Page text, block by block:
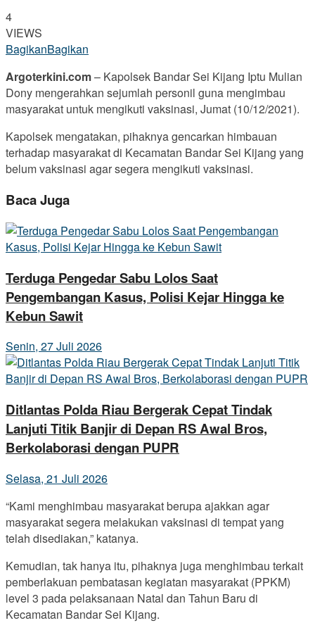
4
VIEWS
BagikanBagikan
Argoterkini.com– Kapolsek Bandar Sei Kijang Iptu Mulian
Dony mengerahkan sejumlah personil guna mengimbau
masyarakat untuk mengikuti vaksinasi, Jumat (10/12/2021).
Kapolsek mengatakan, pihaknya gencarkan himbauan
terhadap masyarakat di Kecamatan Bandar Sei Kijang yang
belum vaksinasi agar segera mengikuti vaksinasi.
Baca Juga
Terduga Pengedar Sabu Lolos Saat
Pengembangan Kasus, Polisi Kejar Hingga ke
Kebun Sawit
Senin, 27 Juli 2026
Ditlantas Polda Riau Bergerak Cepat Tindak
Lanjuti Titik Banjir di Depan RS Awal Bros,
Berkolaborasi dengan PUPR
Selasa, 21 Juli 2026
“Kami menghimbau masyarakat berupa ajakkan agar
masyarakat segera melakukan vaksinasi di tempat yang
telah disediakan,” katanya.
Kemudian, tak hanya itu, pihaknya juga menghimbau terkait
pemberlakuan pembatasan kegiatan masyarakat (PPKM)
level 3 pada pelaksanaan Natal dan Tahun Baru di
Kecamatan Bandar Sei Kijang.